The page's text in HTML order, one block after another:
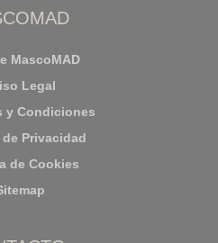
MascoMAD
Legal
y Condiciones
Privacidad
de Cookies